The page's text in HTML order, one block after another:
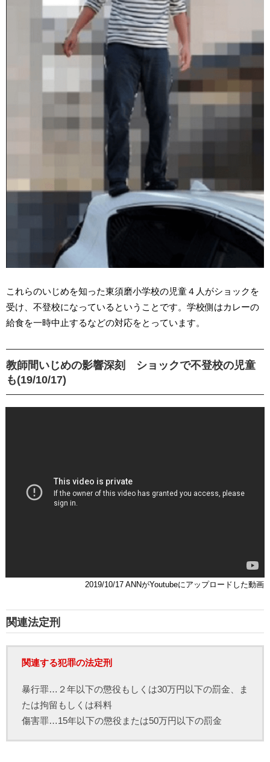
これらのいじめを知った東須磨小学校の児童４人がショックを
受け、不登校になっているということです。学校側はカレーの
給食を一時中止するなどの対応をとっています。
教師間いじめの影響深刻 ショックで不登校の児童
も(19/10/17)
2019/10/17 ANNがYoutubeにアップロードした動画
関連法定刑
関連する犯罪の法定刑
暴行罪…２年以下の懲役もしくは30万円以下の罰金、ま
たは拘留もしくは科料
傷害罪…15年以下の懲役または50万円以下の罰金